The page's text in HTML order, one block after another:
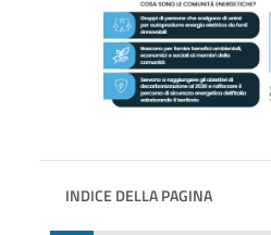
INDICE DELLA PAGINA